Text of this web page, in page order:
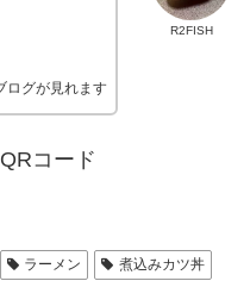
R2FISH
ログが見れます
コード
ラーメン 煮込みカツ丼